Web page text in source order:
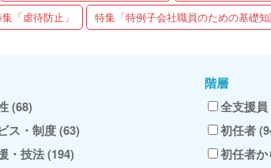
「虐待防止」 特集「特例子会社職員のための基礎知
(68)
ス・制度 (63)
・技法 (194)
階層
全支援員
初任者
初任者